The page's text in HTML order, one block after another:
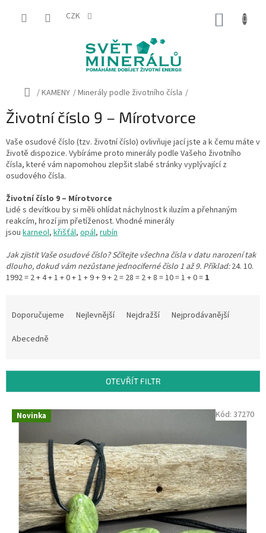
CZK
Domů
/KAMENY /Minerály podle životního čísla /
Životní číslo 9 – Mírotvorce
Vaše osudové číslo (tzv. životní číslo) ovlivňuje jací jste a k čemu máte v
životě dispozice. Vybíráme proto minerály podle Vašeho životního
čísla, které vám napomohou zlepšit slabé stránky vyplývající z
osudového čísla.
Životní číslo 9 – Mírotvorce
Lidé s devítkou by si měli ohlídat náchylnost k iluzím a přehnaným
reakcím, hrozí jim přetíženost. Vhodné minerály
jsou karneol, křišťál, opál, rubín
Jak zjistit Vaše osudové číslo? Sčítejte všechna čísla v datu narození tak
dlouho, dokud vám nezůstane jednociferné číslo 1 až 9. Příklad:24. 10.
1992 = 2 + 4 + 1 + 0 + 1 + 9 + 9 + 2 = 28 = 2 + 8 = 10 = 1 + 0 = 1
r
Doporučujeme Nejlevnější Nejdražší
Nejprodávanější
Abecedně
OTEVŘÍT FILTR
V Novinka Kód: 37270